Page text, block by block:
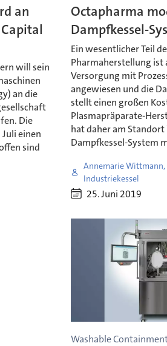
an
will sein
an die
Die
einen
sind
Octapharma
Dampfkessel-
Ein wesentlicher Teil
Pharmaherstellung ist
Versorgung mit
angewiesen und die
stellt einen großen
Plasmapräparate-
hat daher am Standort
Dampfkessel-System
Annemarie Wittmann,
Industriekessel
25. Juni 2019
Washable